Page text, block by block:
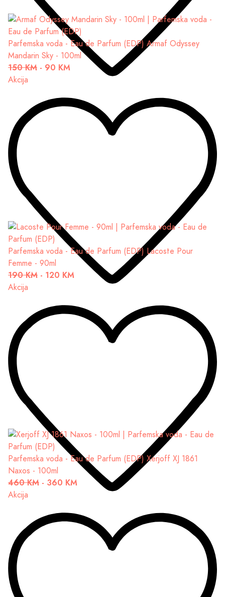
Parfemska voda - Eau de Parfum (EDP) Armaf Odyssey
Mandarin Sky - 100ml
150 KM - 90 KM
Akcija
Parfemska voda - Eau de Parfum (EDP) Lacoste Pour
Femme - 90ml
190 KM - 120 KM
Akcija
Parfemska voda - Eau de Parfum (EDP) Xerjoff XJ 1861
Naxos - 100ml
460 KM - 360 KM
Akcija